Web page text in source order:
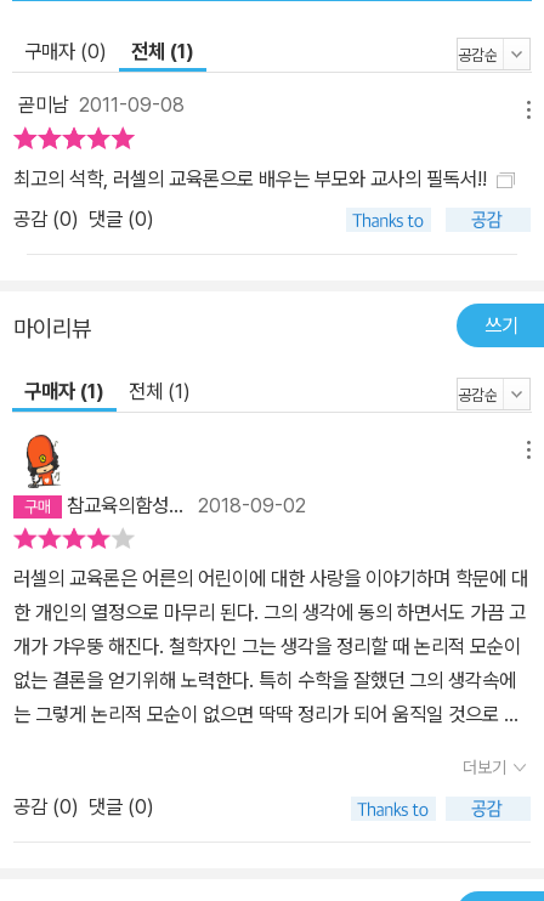
구매자 (0) 전체 (1)
곧미남 2011-09-08
최고의 석학, 러셀의 교육론으로 배우는 부모와 교사의 필독서!!
공감 (0) 댓글 (0)
마이리뷰 쓰기
구매자 (1) 전체 (1)
참교육의함성... 2018-09-02
러셀의 교육론은 어른의 어린이에 대한 사랑을 이야기하며 학문에 대
한 개인의 열정으로 마무리 된다. 그의 생각에 동의 하면서도 가끔 고
개가 갸우뚱 해진다. 철학자인 그는 생각을 정리할 때 논리적 모순이
없는 결론을 얻기위해 노력한다. 특히 수학을 잘했던 그의 생각속에
는 그렇게 논리적 모순이 없으면 딱딱 정리가 되어 움직일 것으로 보
아니라 생각하는 사람과 생각하는 사람이 함께 움직이는 것이기 때문
에 논리적 사고와 함께 인간에 대한 연민과 함께 하고 싶다는 동지의
식이 있어야 한다고 생각한다.
더보기
공감 (0) 댓글 (0)